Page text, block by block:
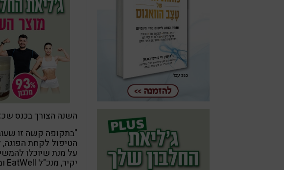
השנה הצורך בכנס
"בתקופה קשה זו
הטיפול לקחת
על מנת שיוכלו
יקיר, מנכ"ל EatWell ומפיק הכנס.